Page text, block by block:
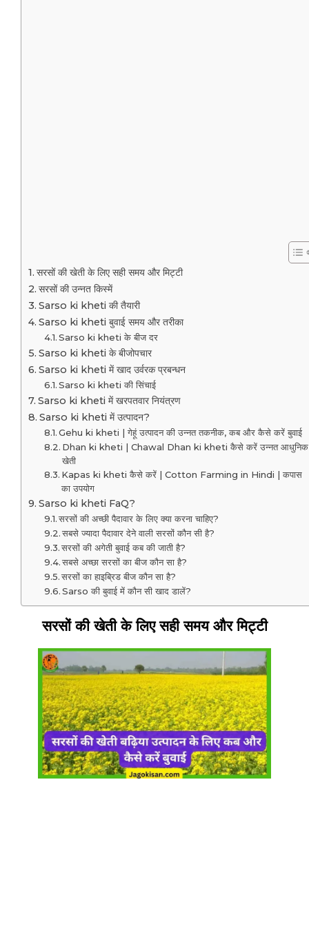
सरसों की खेती के लिए सही समय और मिट्टी
सरसों की उन्नत किस्में
Sarso ki kheti की तैयारी
Sarso ki kheti बुवाई समय और तरीका
Sarso ki kheti के बीज दर
Sarso ki kheti के बीजोपचार
Sarso ki kheti में खाद उर्वरक प्रबन्धन
Sarso ki kheti की सिंचाई
Sarso ki kheti में खरपतवार नियंत्रण
Sarso ki kheti में उत्पादन?
Gehu ki kheti | गेहूं उत्पादन की उन्नत तकनीक, कब और कैसे करें बुवाई
Dhan ki kheti | Chawal Dhan ki kheti कैसे करें उन्नत आधुनिक
खेती
Kapas ki kheti कैसे करें | Cotton Farming in Hindi | कपास
का उपयोग
Sarso ki kheti FaQ?
सरसों की अच्छी पैदावार के लिए क्या करना चाहिए?
सबसे ज्यादा पैदावार देने वाली सरसों कौन सी है?
सरसों की अगेती बुवाई कब की जाती है?
सबसे अच्छा सरसों का बीज कौन सा है?
सरसों का हाइब्रिड बीज कौन सा है?
Sarso की बुवाई में कौन सी खाद डालें?
सरसों की खेती के लिए सही समय और मिट्टी